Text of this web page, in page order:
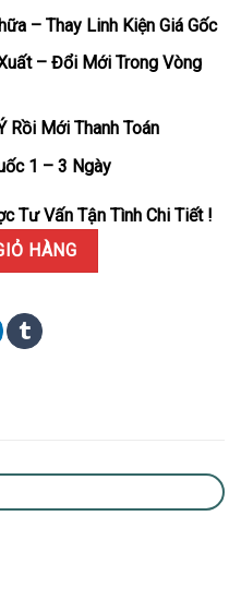
– Thay Linh Kiện Giá Gốc
– Đổi Mới Trong Vòng
Rồi Mới Thanh Toán
1 – 3 Ngày
Tư Vấn Tận Tình Chi Tiết !
Vàng Hồng Mặt Đen Replica
HÀNG